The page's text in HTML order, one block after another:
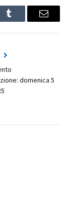
Tumblr Email
domenica 5